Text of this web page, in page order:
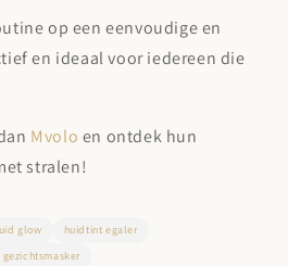
op een eenvoudige en
en ideaal voor iedereen die
Mvolo en ontdek hun
stralen!
glow
huidtint egaler